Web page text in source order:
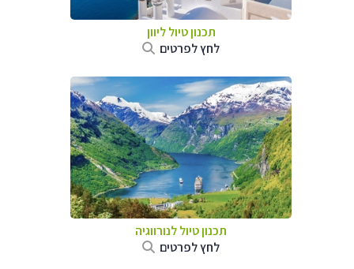
תכנון טיול ליוון
לחץ לפרטים
תכנון טיול לנורווגיה
לחץ לפרטים